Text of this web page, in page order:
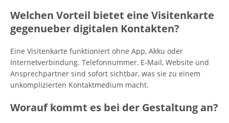
Welchen Vorteil bietet eine Visitenkarte
gegenueber digitalen Kontakten?
Eine Visitenkarte funktioniert ohne App, Akku oder
Internetverbindung. Telefonnummer, E-Mail, Website und
Ansprechpartner sind sofort sichtbar, was sie zu einem
unkomplizierten Kontaktmedium macht.
Worauf kommt es bei der Gestaltung an?